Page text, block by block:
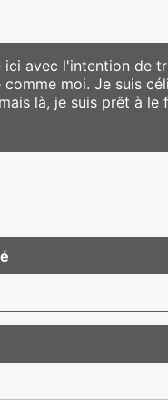
avec l'intention de
moi. Je suis
là, je suis prêt à